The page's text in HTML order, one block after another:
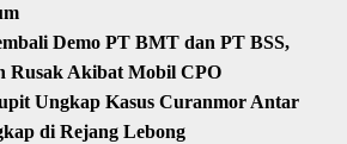
Demo PT BMT dan PT BSS,
Rusak Akibat Mobil CPO
Ungkap Kasus Curanmor Antar
di Rejang Lebong